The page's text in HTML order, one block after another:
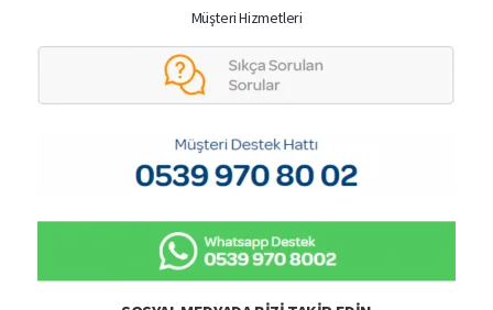
Müşteri Hizmetleri